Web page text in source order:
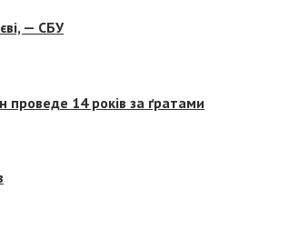
— СБУ
проведе 14 років за ґратами